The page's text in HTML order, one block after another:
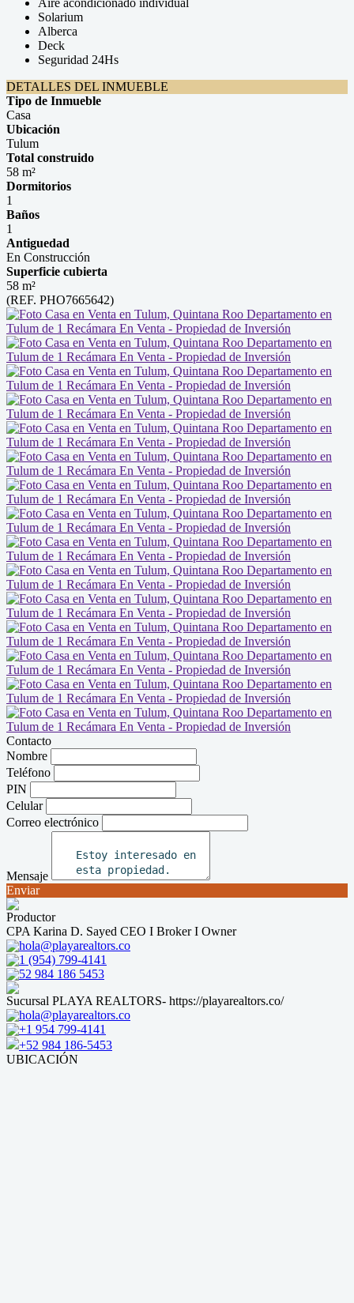
Aire acondicionado individual
Solarium
Alberca
Deck
Seguridad 24Hs
DETALLES DEL INMUEBLE
Tipo de Inmueble
Casa
Ubicación
Tulum
Total construido
58 m²
Dormitorios
1
Baños
1
Antiguedad
En Construcción
Superficie cubierta
58 m²
(REF. PHO7665642)
Contacto
Nombre
Teléfono
PIN
Celular
Correo electrónico
Mensaje
Enviar
Productor
CPA Karina D. Sayed CEO I Broker I Owner
hola@playarealtors.co
1 (954) 799-4141
52 984 186 5453
Sucursal PLAYA REALTORS- https://playarealtors.co/
hola@playarealtors.co
+1 954 799-4141
+52 984 186-5453
UBICACIÓN